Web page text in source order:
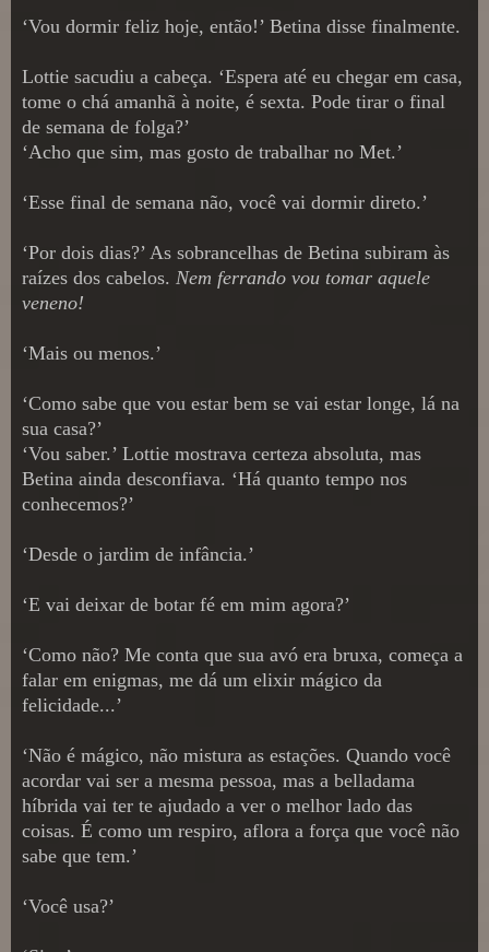
‘Vou dormir feliz hoje, então!’ Betina disse finalmente.
Lottie sacudiu a cabeça. ‘Espera até eu chegar em casa,
tome o chá amanhã à noite, é sexta. Pode tirar o final
de semana de folga?’
‘Acho que sim, mas gosto de trabalhar no Met.’
‘Esse final de semana não, você vai dormir direto.’
‘Por dois dias?’ As sobrancelhas de Betina subiram às
raízes dos cabelos. Nem ferrando vou tomar aquele
veneno!
‘Mais ou menos.’
‘Como sabe que vou estar bem se vai estar longe, lá na
sua casa?’
‘Vou saber.’ Lottie mostrava certeza absoluta, mas
Betina ainda desconfiava. ‘Há quanto tempo nos
conhecemos?’
‘Desde o jardim de infância.’
‘E vai deixar de botar fé em mim agora?’
‘Como não? Me conta que sua avó era bruxa, começa a
falar em enigmas, me dá um elixir mágico da
felicidade...’
‘Não é mágico, não mistura as estações. Quando você
acordar vai ser a mesma pessoa, mas a belladama
híbrida vai ter te ajudado a ver o melhor lado das
coisas. É como um respiro, aflora a força que você não
sabe que tem.’
‘Você usa?’